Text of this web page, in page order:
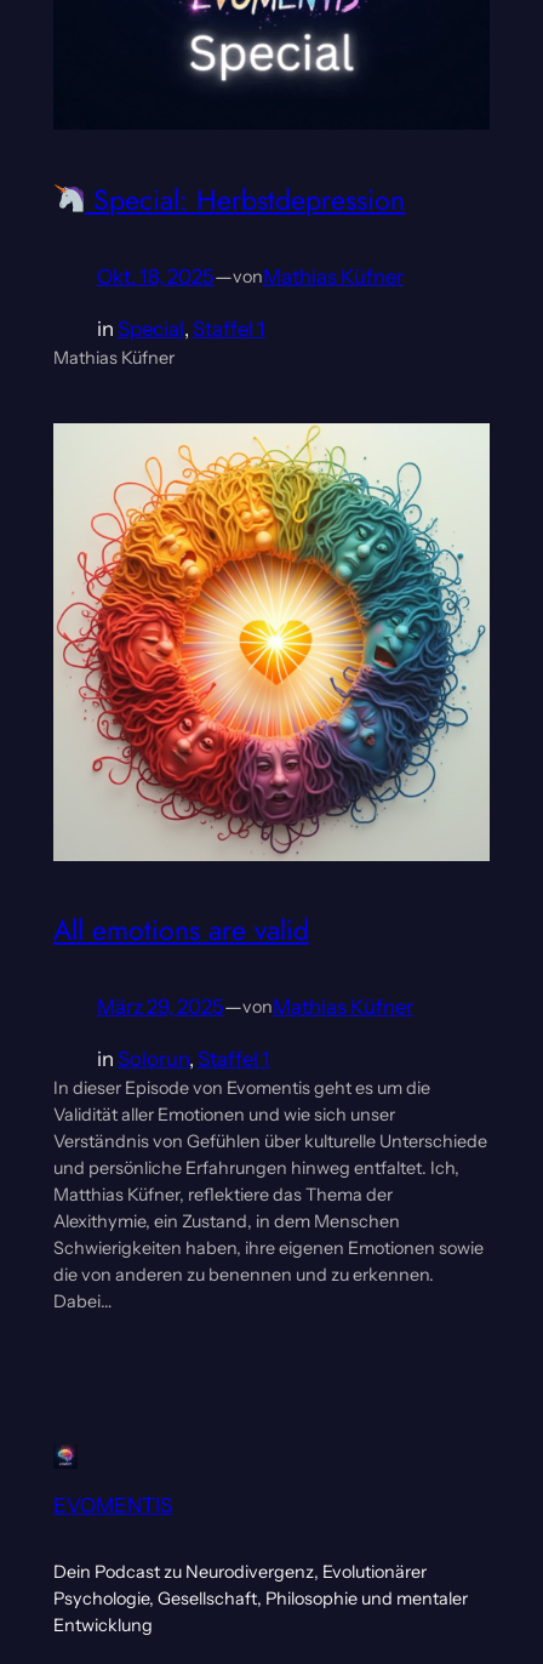
Special: Herbstdepression
Okt. 18, 2025—vonMathias Küfner
in Special, Staffel 1
Mathias Küfner
All emotions are valid
März 29, 2025—vonMathias Küfner
in Solorun, Staffel 1
In dieser Episode von Evomentis geht es um die
Validität aller Emotionen und wie sich unser
Verständnis von Gefühlen über kulturelle Unterschiede
und persönliche Erfahrungen hinweg entfaltet. Ich,
Matthias Küfner, reflektiere das Thema der
Alexithymie, ein Zustand, in dem Menschen
Schwierigkeiten haben, ihre eigenen Emotionen sowie
die von anderen zu benennen und zu erkennen.
Dabei…
EVOMENTIS
Dein Podcast zu Neurodivergenz, Evolutionärer
Psychologie, Gesellschaft, Philosophie und mentaler
Entwicklung